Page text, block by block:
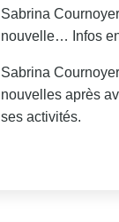
Sabrina
nouvelle… Infos
Sabrina
nouvelles après
ses activités.